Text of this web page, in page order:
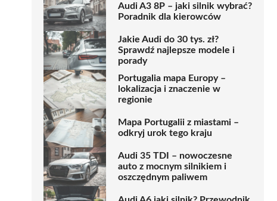
Audi A3 8P – jaki silnik wybrać?
Poradnik dla kierowców
Jakie Audi do 30 tys. zł?
Sprawdź najlepsze modele i
porady
Portugalia mapa Europy –
lokalizacja i znaczenie w
regionie
Mapa Portugalii z miastami –
odkryj urok tego kraju
Audi 35 TDI – nowoczesne
auto z mocnym silnikiem i
oszczędnym paliwem